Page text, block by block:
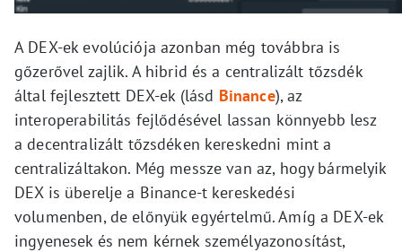
A DEX-ek evolúciója azonban még továbbra is
gőzerővel zajlik. A hibrid és a centralizált tőzsdék
által fejlesztett DEX-ek (lásd Binance), az
interoperabilitás fejlődésével lassan könnyebb lesz
a decentralizált tőzsdéken kereskedni mint a
centralizáltakon. Még messze van az, hogy bármelyik
DEX is überelje a Binance-t kereskedési
volumenben, de előnyük egyértelmű. Amíg a DEX-ek
ingyenesek és nem kérnek személyazonosítást,